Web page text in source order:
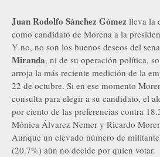
Juan Rodolfo Sánchez Gómez lleva la
como candidato de Morena a la
Y no, no son los buenos deseos del
Miranda, ni de su operación política,
arroja la más reciente medición de la
22 de octubre. Si en ese momento
consulta para elegir a su candidato, el
por ciento de las preferencias contra
Mónica Álvarez Nemer y Ricardo
Aunque un elevado número de
(20.7%) aún no decide por quien votar.